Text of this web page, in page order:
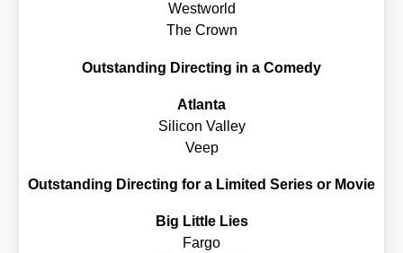
West­world
The Crown
Out­stan­ding Direc­ting in a Come­dy
Atlan­ta
Sili­con Val­ley
Veep
Out­stan­ding Direc­ting for a Limi­t­ed Series or Movie
Big Litt­le Lies
Far­go